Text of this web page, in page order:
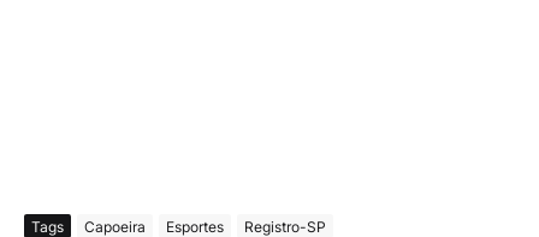
Tags Capoeira Esportes Registro-SP